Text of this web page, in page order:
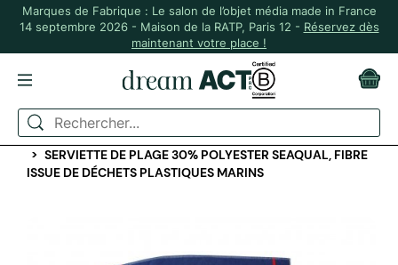
Marques de Fabrique : Le salon de l’objet média made in France
14 septembre 2026 - Maison de la RATP, Paris 12 - Réservez dès
maintenant votre place !
ACCUEIL
SÉLECTION PRINTEMPS ÉTÉ
FOUTAS ET SERVIETTES
SERVIETTE DE PLAGE 30% POLYESTER SEAQUAL, FIBRE
ISSUE DE DÉCHETS PLASTIQUES MARINS